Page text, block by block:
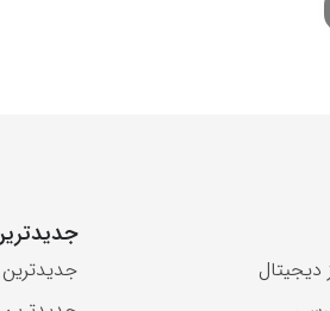
دیجیتال